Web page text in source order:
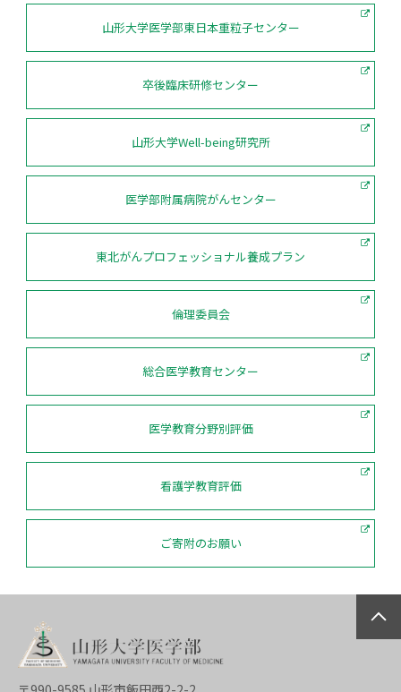
山形大学医学部東日本重粒子センター
卒後臨床研修センター
山形大学Well-being研究所
医学部附属病院がんセンター
東北がんプロフェッショナル養成プラン
倫理委員会
総合医学教育センター
医学教育分野別評価
看護学教育評価
ご寄附のお願い